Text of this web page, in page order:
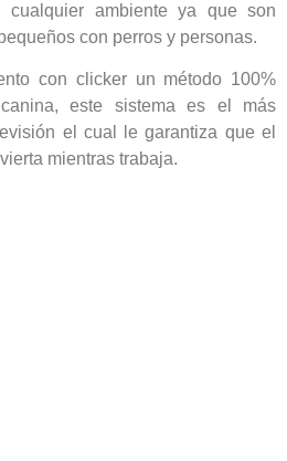
cualquier ambiente ya que son
con perros y personas.
con clicker un método 100%
este sistema es el más
el cual le garantiza que el
mientras trabaja.